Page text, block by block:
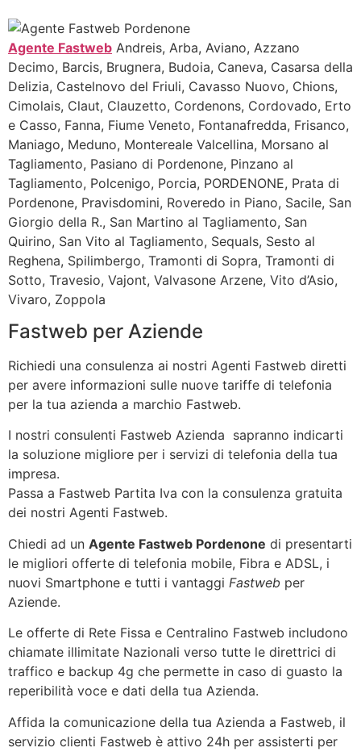
Agente Fastweb Andreis, Arba, Aviano, Azzano
Decimo, Barcis, Brugnera, Budoia, Caneva, Casarsa della
Delizia, Castelnovo del Friuli, Cavasso Nuovo, Chions,
Cimolais, Claut, Clauzetto, Cordenons, Cordovado, Erto
e Casso, Fanna, Fiume Veneto, Fontanafredda, Frisanco,
Maniago, Meduno, Montereale Valcellina, Morsano al
Tagliamento, Pasiano di Pordenone, Pinzano al
Tagliamento, Polcenigo, Porcia, PORDENONE, Prata di
Pordenone, Pravisdomini, Roveredo in Piano, Sacile, San
Giorgio della R., San Martino al Tagliamento, San
Quirino, San Vito al Tagliamento, Sequals, Sesto al
Reghena, Spilimbergo, Tramonti di Sopra, Tramonti di
Sotto, Travesio, Vajont, Valvasone Arzene, Vito d’Asio,
Vivaro, Zoppola
Fastweb per Aziende
Richiedi una consulenza ai nostri Agenti Fastweb diretti
per avere informazioni sulle nuove tariffe di telefonia
per la tua azienda a marchio Fastweb.
I nostri consulenti Fastweb Azienda sapranno indicarti
la soluzione migliore per i servizi di telefonia della tua
impresa.
Passa a Fastweb Partita Iva con la consulenza gratuita
dei nostri Agenti Fastweb.
Chiedi ad un Agente Fastweb Pordenone di presentarti
le migliori offerte di telefonia mobile, Fibra e ADSL, i
nuovi Smartphone e tutti i vantaggi Fastweb per
Aziende.
Le offerte di Rete Fissa e Centralino Fastweb includono
chiamate illimitate Nazionali verso tutte le direttrici di
traffico e backup 4g che permette in caso di guasto la
reperibilità voce e dati della tua Azienda.
Affida la comunicazione della tua Azienda a Fastweb, il
servizio clienti Fastweb è attivo 24h per assisterti per